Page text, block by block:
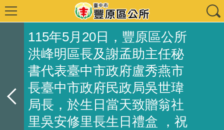
115年5月20日，豐原區公所
洪峰明區長及謝孟助主任秘
書代表臺中市政府盧秀燕市
長臺中市政府民政局吳世瑋
局長，於生日當天致贈翁社
里吳安修里長生日禮盒 ，祝